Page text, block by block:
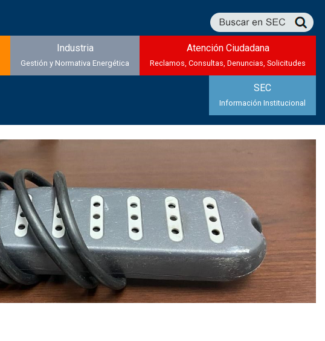
Industria
Gestión y Normativa Energética
Atención Ciudadana
Reclamos, Consultas, Denuncias, Solicitudes
SEC
Información Institucional